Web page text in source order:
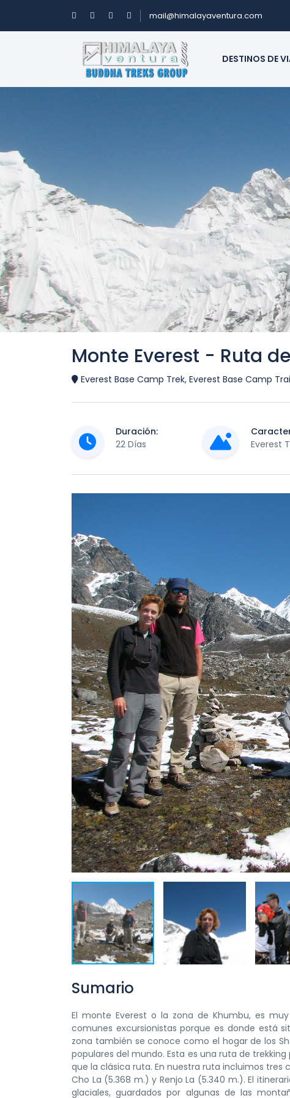
mail@himalayaventura.com
DESTINOS DE
Monte Everest - Ruta
Everest Base Camp Trek, Everest Base Camp
Duración:
22 Días
Everest
Sumario
El monte Everest o la zona de Khumbu, es
comunes excursionistas porque es donde está
zona también se conoce como el hogar de los
populares del mundo. Esta es una ruta de
que la clásica ruta. En nuestra ruta incluimos tres
Cho La (5.368 m.) y Renjo La (5.340 m.). El
glaciales, guardados por algunas de las